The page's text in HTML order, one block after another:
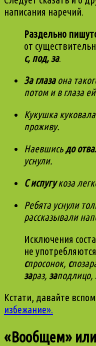
написания наречий.
Раздельно
от
с, под, за.
За глазаона
потом и в глаза
Кукушка куковала
проживу.
Наевшисьдо
уснули.
С испугукоза
Ребята уснули
рассказывали
Исключения
не
спросонок, с
зараз, заподлицо,
Кстати, давайте
избежание».
«Вообщем»